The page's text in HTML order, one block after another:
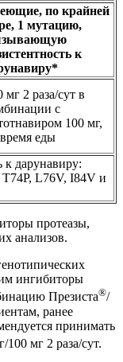
по крайней
1 мутацию,
к
мг 2 раза/сут в
с
100 мг,
еды
дарунавиру:
L76V, I84V и
протеазы,
анализов.
ингибиторы
Презиста®/
ранее
принимать
100 мг 2 раза/сут.